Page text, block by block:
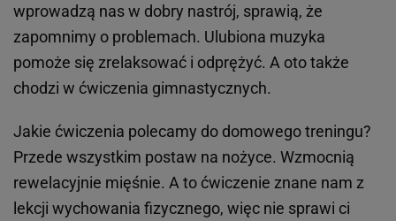
wprowadzą nas w dobry nastrój, sprawią, że
zapomnimy o problemach. Ulubiona muzyka
pomoże się zrelaksować i odprężyć. A oto także
chodzi w ćwiczenia gimnastycznych.
Jakie ćwiczenia polecamy do domowego treningu?
Przede wszystkim postaw na nożyce. Wzmocnią
rewelacyjnie mięśnie. A to ćwiczenie znane nam z
lekcji wychowania fizycznego, więc nie sprawi ci